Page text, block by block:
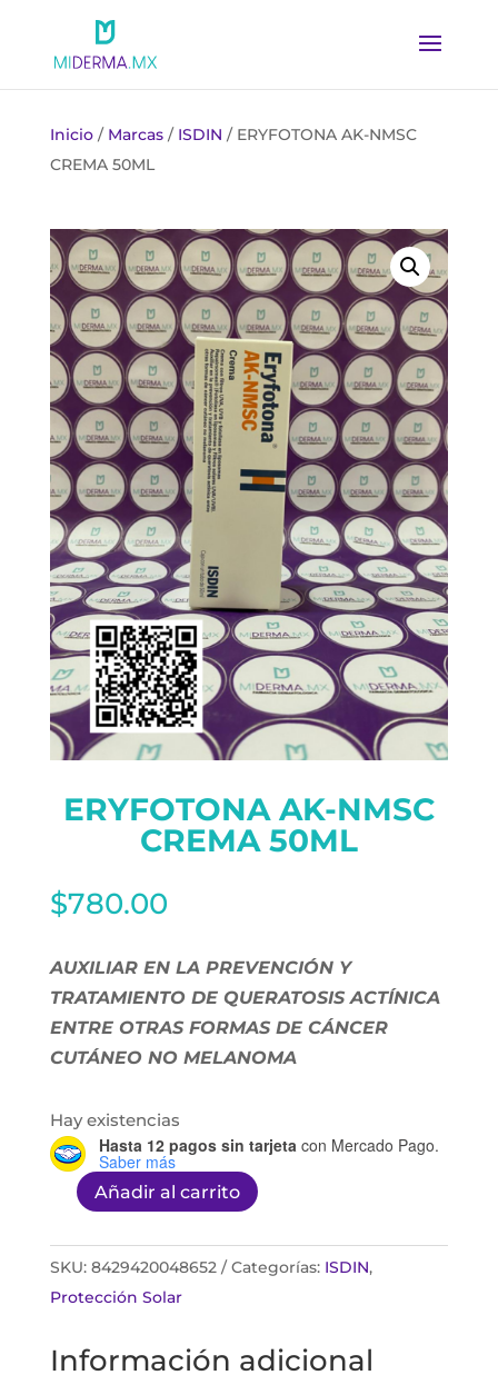
Inicio/ Marcas/ ISDIN / ERYFOTONA AK-NMSC
CREMA 50ML
ERYFOTONA AK-NMSC
CREMA 50ML
$780.00
AUXILIAR EN LA PREVENCIÓN Y
TRATAMIENTO DE QUERATOSIS ACTÍNICA
ENTRE OTRAS FORMAS DE CÁNCER
CUTÁNEO NO MELANOMA
Hay existencias
Hasta 12 pagos sin tarjeta con Mercado Pago.
Saber más
ERYFOTONA
NMSC
CREMA
cantidad
Añadir al carrito
SKU: 8429420048652 Categorías: ISDIN,
Protección Solar
Información adicional